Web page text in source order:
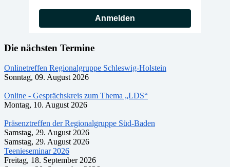
Anmelden
Die nächsten Termine
Onlinetreffen Regionalgruppe Schleswig-Holstein
Sonntag, 09. August 2026
Online - Gesprächskreis zum Thema „LDS“
Montag, 10. August 2026
Präsenztreffen der Regionalgruppe Süd-Baden
Samstag, 29. August 2026
Samstag, 29. August 2026
Teenieseminar 2026
Freitag, 18. September 2026